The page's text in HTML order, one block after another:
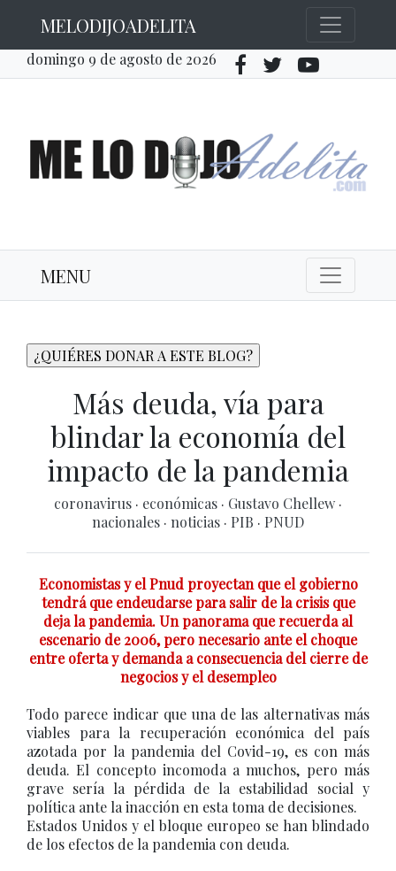
MELODIJOADELITA
domingo 9 de agosto de 2026
MENU
Más deuda, vía para
blindar la economía del
impacto de la pandemia
coronavirus · económicas · Gustavo Chellew ·
nacionales · noticias · PIB · PNUD
Economistas y el Pnud proyectan que el gobierno
tendrá que endeudarse para salir de la crisis que
deja la pandemia. Un panorama que recuerda al
escenario de 2006, pero necesario ante el choque
entre oferta y demanda a consecuencia del cierre de
negocios y el desempleo
Todo parece indicar que una de las alternativas más
viables para la recuperación económica del país
azotada por la pandemia del Covid-19, es con más
deuda. El concepto incomoda a muchos, pero más
grave sería la pérdida de la estabilidad social y
política ante la inacción en esta toma de decisiones.
Estados Unidos y el bloque europeo se han blindado
de los efectos de la pandemia con deuda.